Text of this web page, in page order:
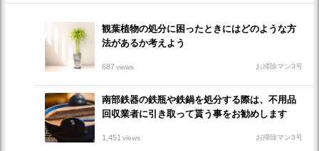
観葉植物の処分に困ったときにはどのような方
法があるか考えよう
687views お掃除マン3号
南部鉄器の鉄瓶や鉄鍋を処分する際は、不用品
回収業者に引き取って貰う事をお勧めします
1,451 views お掃除マン3号